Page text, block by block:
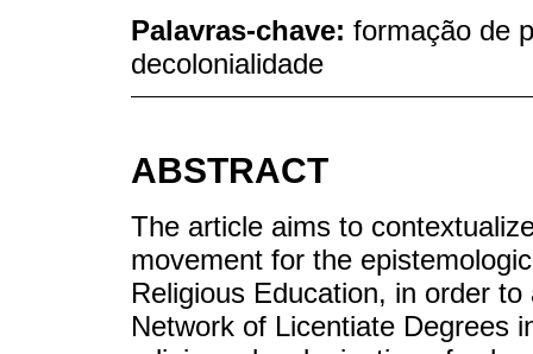
Palavras-chave: formação de
decolonialidade
ABSTRACT
The article aims to
movement for the
Religious Education, in order
Network of Licentiate Degrees